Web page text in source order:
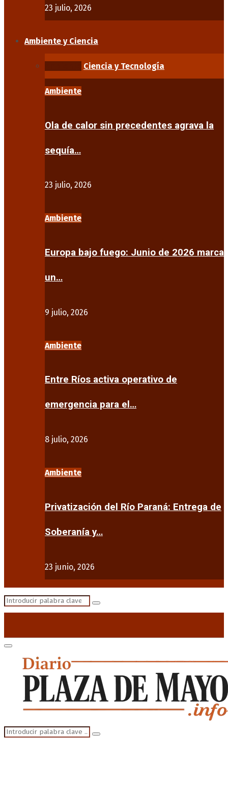
23 julio, 2026
Ambiente y Ciencia
Ciencia y Tecnología
Ambiente
Ola de calor sin precedentes agrava la
sequía…
23 julio, 2026
Ambiente
Europa bajo fuego: Junio de 2026 marca
un…
9 julio, 2026
Ambiente
Entre Ríos activa operativo de
emergencia para el…
8 julio, 2026
Ambiente
Privatización del Río Paraná: Entrega de
Soberanía y…
23 junio, 2026
Search
Search
Primary
Menu
Search
for:
Search